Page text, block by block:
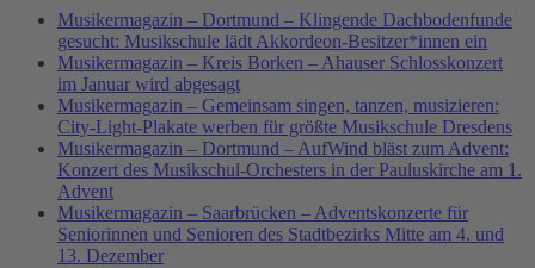
Musikermagazin – Dortmund – Klingende Dachbodenfunde
gesucht: Musikschule lädt Akkordeon-Besitzer*innen ein
Musikermagazin – Kreis Borken – Ahauser Schlosskonzert
im Januar wird abgesagt
Musikermagazin – Gemeinsam singen, tanzen, musizieren:
City-Light-Plakate werben für größte Musikschule Dresdens
Musikermagazin – Dortmund – AufWind bläst zum Advent:
Konzert des Musikschul-Orchesters in der Pauluskirche am 1.
Advent
Musikermagazin – Saarbrücken – Adventskonzerte für
Seniorinnen und Senioren des Stadtbezirks Mitte am 4. und
13. Dezember